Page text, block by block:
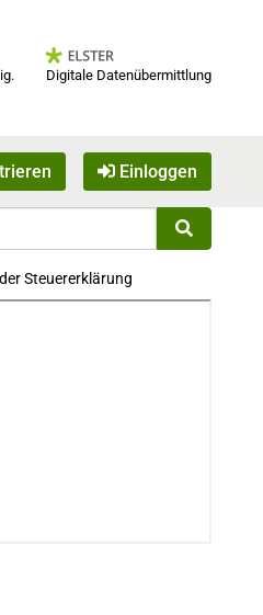
Digitale Datenübermittlung
Einloggen
Steuererklärung